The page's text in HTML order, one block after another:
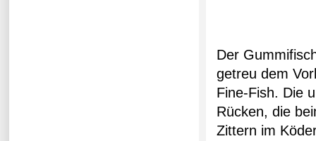
Der
getreu dem
Fine-Fish. Die
Rücken, die
Zittern im